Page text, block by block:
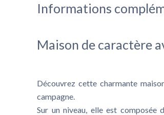
Informations
Maison de caractère
Découvrez cette charmante
campagne.
Sur un niveau, elle est composée